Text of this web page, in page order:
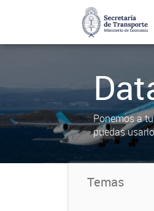
Ponemos a
puedas
Temas